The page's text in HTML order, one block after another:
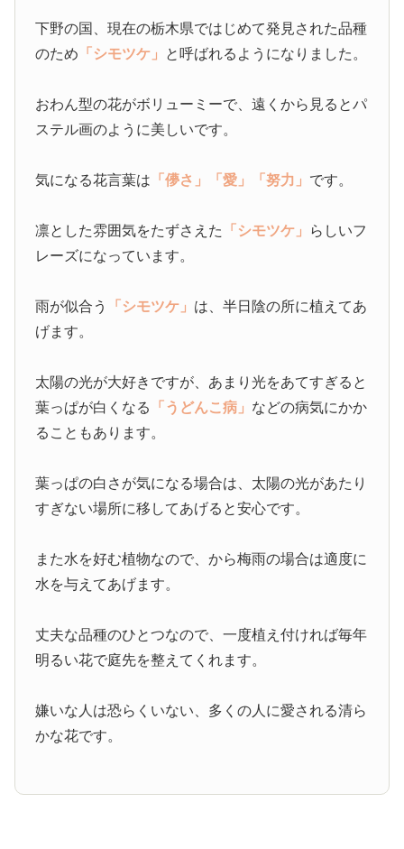
下野の国、現在の栃木県ではじめて発見された品種
のため 「シモツケ」 と呼ばれるようになりました。
おわん型の花がボリューミーで、遠くから見るとパ
ステル画のように美しいです。
気になる花言葉は 「儚さ」 「愛」 「努力」 です。
凛とした雰囲気をたずさえた 「シモツケ」 らしいフ
レーズになっています。
雨が似合う 「シモツケ」 は、半日陰の所に植えてあ
げます。
太陽の光が大好きですが、あまり光をあてすぎると
葉っぱが白くなる
「うどんこ病」 などの病気にかか
ることもあります。
葉っぱの白さが気になる場合は、太陽の光があたり
すぎない場所に移してあげると安心です。
また水を好む植物なので、から梅雨の場合は適度に
水を与えてあげます。
丈夫な品種のひとつなので、一度植え付ければ毎年
明るい花で庭先を整えてくれます。
嫌いな人は恐らくいない、多くの人に愛される清ら
かな花です。